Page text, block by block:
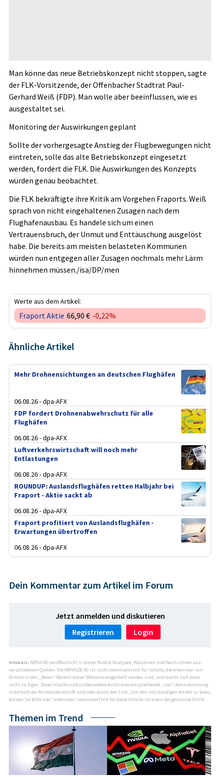
Man könne das neue Betriebskonzept nicht stoppen, sagte
der FLK-Vorsitzende, der Offenbacher Stadtrat Paul-
Gerhard Weiß (FDP). Man wolle aber beeinflussen, wie es
ausgestaltet sei.
Monitoring der Auswirkungen geplant
Sollte der vorhergesagte Anstieg der Flugbewegungen nicht
eintreten, solle das alte Betriebskonzept eingesetzt
werden, fordert die FLK. Die Auswirkungen des Konzepts
würden genau beobachtet.
Die FLK bekräftigte ihre Kritik am Vorgehen Fraports. Weiß
sprach von nicht eingehaltenen Zusagen nach dem
Flughafenausbau. Es handele sich um einen
Vertrauensbruch, der Unmut und Enttäuschung ausgelöst
habe. Die bereits am meisten belasteten Kommunen
würden nun entgegen aller Zusagen nochmals mehr Lärm
hinnehmen müssen./isa/DP/men
Werte aus dem Artikel:
Fraport Aktie 66,90 € -0,22%
Ähnliche Artikel
Mehr Drohnensichtungen an deutschen Flughäfen
06.08.26 - dpa-AFX
FDP fordert Drohnenabwehrschutz für alle
Flughäfen
06.08.26 - dpa-AFX
Luftverkehrswirtschaft will noch mehr
Entlastungen
06.08.26 - dpa-AFX
ROUNDUP: Auslandsflughäfen retten Halbjahr bei
Fraport - Aktie sackt ab
06.08.26 - dpa-AFX
Fraport profitiert von Auslandsflughäfen -
Erwartungen übertroffen
06.08.26 - dpa-AFX
Dein Kommentar zum Artikel im Forum
Jetzt anmelden und diskutieren
Registrieren
Login
Hinweis:ARIVA.DE veröffentlicht in dieser Rubrik Analysen, Kolumnen und Nachrichten aus
verschiedenen Quellen. Die ARIVA.DE AG ist nicht verantwortlich für Inhalte, die erkennbar von
Dritten in den „News“-Bereich dieser Webseite eingestellt worden sind, und macht sich diese
nicht zu Eigen. Diese Inhalte sind insbesondere durch eine entsprechende „von“-Kennzeichnung
unterhalb der Artikelüberschrift und/oder durch den Link „Um den vollständigen Artikel zu lesen,
klicken Sie bitte hier.“ erkennbar; verantwortlich für diese Inhalte ist allein der genannte Dritte.
Themen im Trend